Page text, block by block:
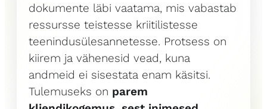
dokumente läbi vaatama, mis vabastab
ressursse teistesse kriitilistesse
teenindusülesannetesse. Protsess on
kiirem ja vähenesid vead, kuna
andmeid ei sisestata enam käsitsi.
Tulemuseks on parem